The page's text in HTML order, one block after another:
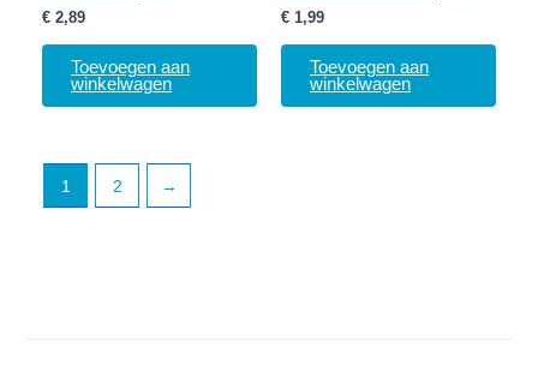
€ 2,89
Toevoegen aan
winkelwagen
€ 1,99
Toevoegen aan
winkelwagen
1 2 →